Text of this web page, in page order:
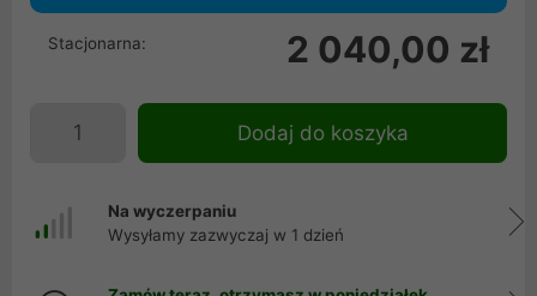
Stacjonarna: 2 040,00 zł
Dodaj do koszyka
Na wyczerpaniu
Wysyłamy zazwyczaj w 1 dzień